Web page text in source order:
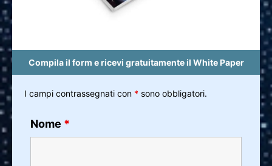
Compila il form e ricevi gratuitamente il White Paper
I campi contrassegnati con * sono obbligatori.
Nome *